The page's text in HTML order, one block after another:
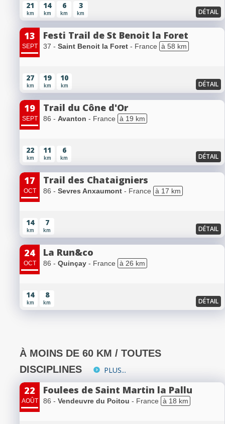
21
km
14
km
6
km
3
km DÉTAIL
13
SEPT
Festi Trail de St Benoit la Foret
37 - Saint Benoit la Foret - France à 58 km
27
km
19
km
10
km DÉTAIL
19
SEPT
Trail du Cône d'Or
86 - Avanton - France à 19 km
22
km
11
km
6
km DÉTAIL
17
OCT
Trail des Chataigniers
86 - Sevres Anxaumont - France à 17 km
14
km
7
km DÉTAIL
24
OCT
La Run&co
86 - Quinçay - France à 26 km
14
km
8
km DÉTAIL
À MOINS DE 60 KM / TOUTES
DISCIPLINES
PLUS...
22
AOÛT
Foulees de Saint Martin la Pallu
86 - Vendeuvre du Poitou - France à 18 km